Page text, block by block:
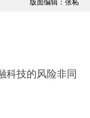
版面编辑：张柘
科技的风险非同